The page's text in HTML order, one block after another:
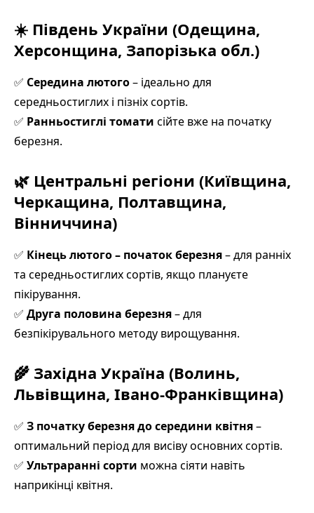
☀️ Південь України (Одещина,
Херсонщина, Запорізька обл.)
✅ Середина лютого– ідеально для
середньостиглих і пізніх сортів.
✅ Ранньостиглі томати сійте вже на початку
березня.
🌿 Центральні регіони (Київщина,
Черкащина, Полтавщина,
Вінниччина)
✅ Кінець лютого – початок березня– для ранніх
та середньостиглих сортів, якщо плануєте
пікірування.
✅ Друга половина березня– для
безпікірувального методу вирощування.
🌾 Західна Україна (Волинь,
Львівщина, Івано-Франківщина)
✅ З початку березня до середини квітня–
оптимальний період для висіву основних сортів.
✅ Ультраранні сорти можна сіяти навіть
наприкінці квітня.